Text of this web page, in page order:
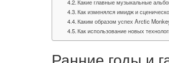
Какие главные музыкальные
Как изменялся имидж и
Каким образом успех Arctic
Как использование новых